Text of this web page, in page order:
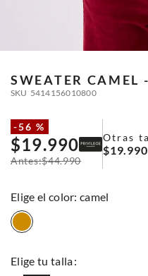
SWEATER CAMEL
SKU 5414156010800
-56 %
$19.990
$44.990
Otras
$19.990
: camel